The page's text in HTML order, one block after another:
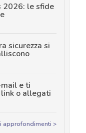
2026: le sfide
sicurezza si
e ti
o allegati
approfondimenti >